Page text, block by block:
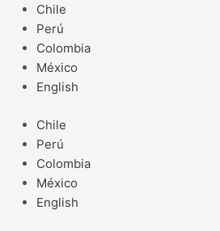
contenido
Chile
Perú
Colombia
México
English
Chile
Perú
Colombia
México
English